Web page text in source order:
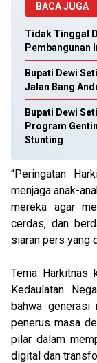
BACA JUGA
Tidak Tinggal
Pembangunan
Bupati Dewi
Jalan Bang
Bupati Dewi
Program
Stunting
“Peringatan
menjaga anak-
mereka agar
cerdas, dan
siaran pers yang
Tema Harkitnas
Kedaulatan
bahwa generasi
penerus masa
pilar dalam
digital dan